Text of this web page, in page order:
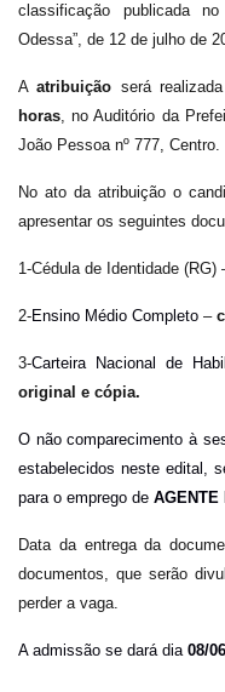
classificação publicada
Odessa”, de 12 de julho de
Aatribuição será
horas, no Auditório da
João Pessoa nº 777, Centro.
No ato da atribuição o
apresentar os seguintes
1-Cédula de Identidade (RG)
2-Ensino Médio Completo –
3-Carteira Nacional de
original e cópia.
O não comparecimento à
estabelecidos neste edital,
para o emprego de AGENTE
Data da entrega da
documentos, que serão
perder a vaga.
A admissão se dará dia 08/